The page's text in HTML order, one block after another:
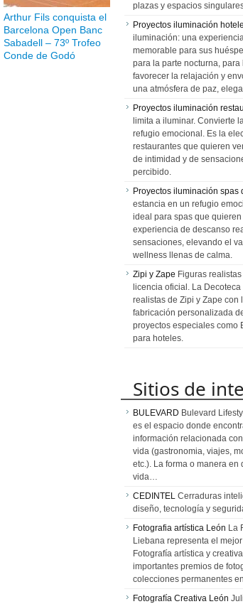
Arthur Fils conquista el
Barcelona Open Banc
Sabadell – 73º Trofeo
Conde de Godó
plazas y espacios
Proyectos iluminación
iluminación: una
memorable para sus
para la parte nocturna, para
favorecer la relajación y
una atmósfera de paz,
Proyectos iluminación
limita a iluminar. Convierte
refugio emocional. Es la
restaurantes que quieren
de intimidad y de
percibido.
Proyectos iluminación spas
estancia en un refugio
ideal para spas que
experiencia de descanso
sensaciones, elevando el
wellness llenas de calma.
Zipi y Zape Figuras
licencia oficial. La
realistas de Zipi y Zape con
fabricación personalizada
proyectos especiales como
para hoteles.
Sitios de
BULEVARD Bulevard
es el espacio donde
información relacionada
vida (gastronomia, viajes,
etc.). La forma o manera en
vida…
CEDINTEL Cerraduras
diseño, tecnología y
Fotografia artística León La
Liebana representa el
Fotografía artística y
importantes premios de
colecciones permanentes
Fotografía Creativa León